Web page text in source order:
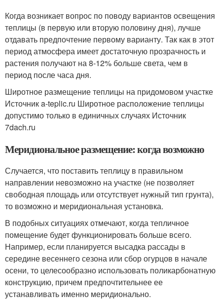
Когда возникает вопрос по поводу вариантов освещения
теплицы (в первую или вторую половину дня), лучше
отдавать предпочтение первому варианту. Так как в этот
период атмосфера имеет достаточную прозрачность и
растения получают на 8-12% больше света, чем в
период после часа дня.
Широтное размещение теплицы на придомовом участке
Источник a-teplic.ru Широтное расположение теплицы
допустимо только в единичных случаях Источник
7dach.ru
Меридиональное размещение: когда возможно
Случается, что поставить теплицу в правильном
направлении невозможно на участке (не позволяет
свободная площадь или отсутствует нужный тип грунта),
то возможно и меридиональная установка.
В подобных ситуациях отмечают, когда тепличное
помещение будет функционировать больше всего.
Например, если планируется высадка рассады в
середине весеннего сезона или сбор огурцов в начале
осени, то целесообразно использовать поликарбонатную
конструкцию, причем предпочтительнее ее
устанавливать именно меридионально.